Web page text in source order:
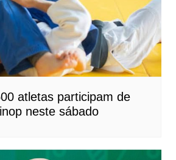
atletas participam de
neste sábado